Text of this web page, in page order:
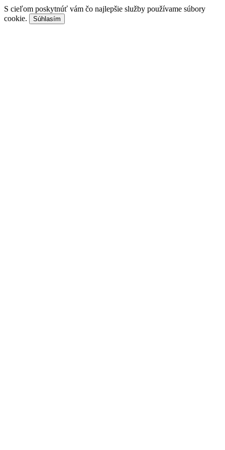
S cieľom poskytnúť vám čo najlepšie služby používame súbory
cookie.
Súhlasím